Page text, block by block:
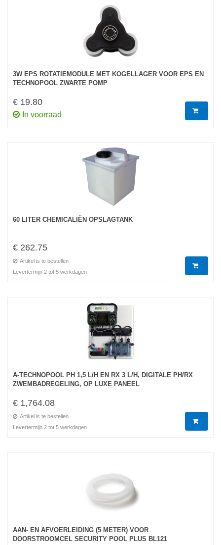
3W EPS ROTATIEMODULE MET KOGELLAGER VOOR EPS EN
TECHNOPOOL ZWARTE POMP
€ 19.80
In voorraad
60 LITER CHEMICALIËN OPSLAGTANK
€ 262.75
Artikel is te bestellen
Levertermijn 2 tot 5 werkdagen
A-TECHNOPOOL PH 1,5 L/H EN RX 3 L/H, DIGITALE PH/RX
ZWEMBADREGELING, OP LUXE PANEEL
€ 1,764.08
Artikel is te bestellen
Levertermijn 2 tot 5 werkdagen
AAN- EN AFVOERLEIDING (5 METER) VOOR
DOORSTROOMCEL SECURITY POOL PLUS BL121